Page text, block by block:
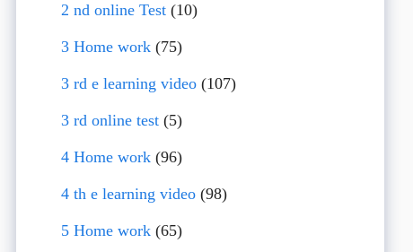
2 nd online Test(10)
3 Home work(75)
3 rd e learning video(107)
3 rd online test(5)
4 Home work(96)
4 th e learning video(98)
5 Home work(65)